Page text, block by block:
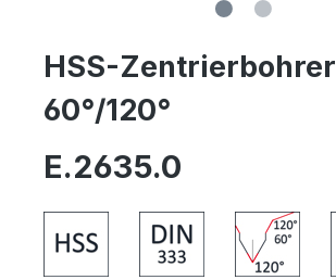
HSS-Zentrierbohrer
60°/120°
E.2635.0